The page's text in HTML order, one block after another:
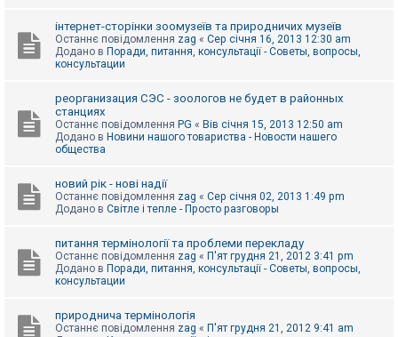
інтернет-сторінки зоомузеїв та природничих музеїв
Останнє повідомлення zag « Сер січня 16, 2013 12:30 am
Додано в Поради, питання, консультації - Советы, вопросы,
консультации
реорганизация СЭС - зоологов не будет в районных
станциях
Останнє повідомлення PG « Вів січня 15, 2013 12:50 am
Додано в Новини нашого товариства - Новости нашего
общества
новий рік - нові надії
Останнє повідомлення zag « Сер січня 02, 2013 1:49 pm
Додано в Світле і тепле - Просто разговоры
питання термінології та проблеми перекладу
Останнє повідомлення zag « П'ят грудня 21, 2012 3:41 pm
Додано в Поради, питання, консультації - Советы, вопросы,
консультации
природнича термінологія
Останнє повідомлення zag « П'ят грудня 21, 2012 9:41 am